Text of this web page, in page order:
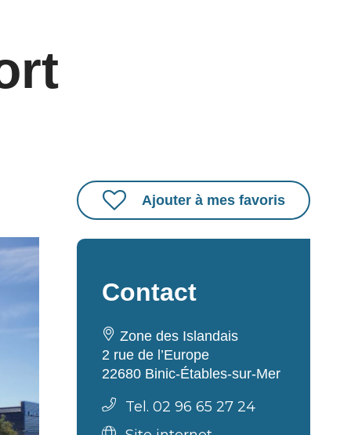
Ajouter à mes favoris
Contact
Zone des Islandais
2 rue de l’Europe
22680 Binic-Étables-sur-Mer
Tel. 02 96 65 27 24